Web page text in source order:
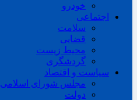
خودرو
اجتماعی
سلامت
قضایی
محیط زیست
گردشگری
سیاست و اقتصاد
مجلس شورای اسلامی
دولت